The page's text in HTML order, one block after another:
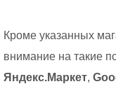
Кроме указанных
внимание на такие
Яндекс.Маркет,